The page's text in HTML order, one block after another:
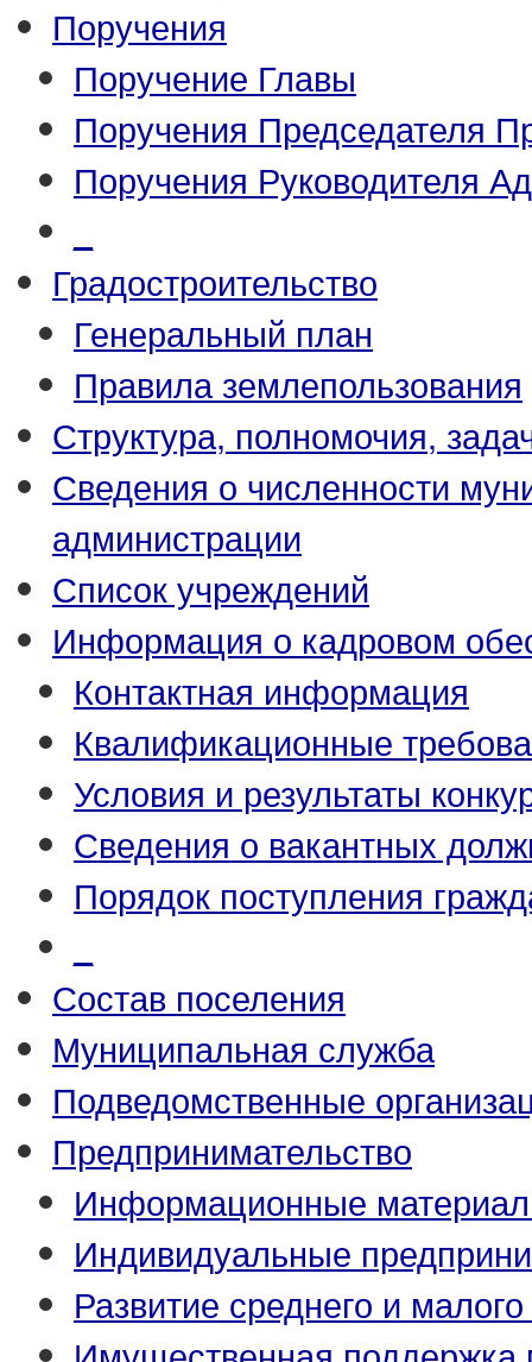
Поручения
Поручение Главы
Поручения Председателя
Поручения Руководителя
Градостроительство
Генеральный план
Правила землепользования
Структура, полномочия,
Сведения о численности
администрации
Список учреждений
Информация о кадровом
Контактная информация
Квалификационные
Условия и результаты
Сведения о вакантных
Порядок поступления
Состав поселения
Муниципальная служба
Подведомственные
Предпринимательство
Информационные
Индивидуальные
Развитие среднего и